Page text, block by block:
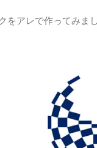
をアレで作ってみま